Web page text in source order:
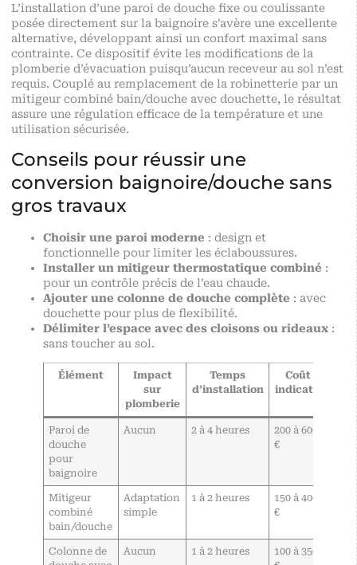
L’installation d’une paroi de douche fixe ou coulissante
posée directement sur la baignoire s’avère une excellente
alternative, développant ainsi un confort maximal sans
contrainte. Ce dispositif évite les modifications de la
plomberie d’évacuation puisqu’aucun receveur au sol n’est
requis. Couplé au remplacement de la robinetterie par un
mitigeur combiné bain/douche avec douchette, le résultat
assure une régulation efficace de la température et une
utilisation sécurisée.
Conseils pour réussir une
conversion baignoire/douche sans
gros travaux
Choisir une paroi moderne : design et
fonctionnelle pour limiter les éclaboussures.
Installer un mitigeur thermostatique combiné :
pour un contrôle précis de l’eau chaude.
Ajouter une colonne de douche complète : avec
douchette pour plus de flexibilité.
Délimiter l’espace avec des cloisons ou rideaux :
sans toucher au sol.
Élément
Impact
sur
plomberie
Temps
d’installation
Coût
indicatif
Paroi de
douche
pour
baignoire
Aucun 2 à 4 heures
200 à 600
€
Mitigeur
combiné
bain/douche
Adaptation
simple
1 à 2 heures
150 à 400
€
Colonne de
Aucun 1 à 2 heures
100 à 350